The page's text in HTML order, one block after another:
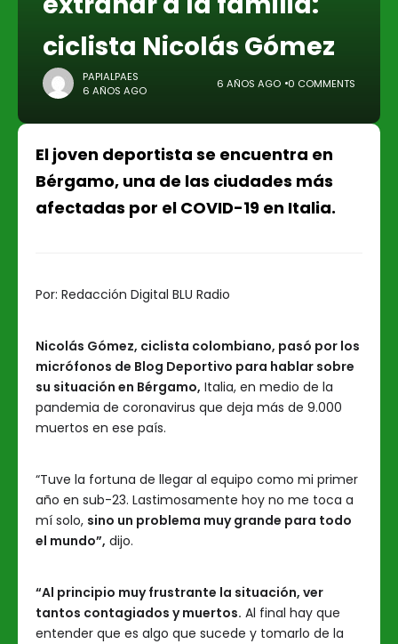
ciclista Nicolás Gómez
PAPIALPAES
6 AÑOS AGO
6 AÑOS AGO 0 COMMENTS
El joven deportista se encuentra en
Bérgamo, una de las ciudades más
afectadas por el COVID-19 en Italia.
Por: Redacción Digital BLU Radio
Nicolás Gómez, ciclista colombiano, pasó por los
micrófonos de Blog Deportivo para hablar sobre
su situación en Bérgamo, Italia, en medio de la
pandemia de coronavirus que deja más de 9.000
muertos en ese país.
“Tuve la fortuna de llegar al equipo como mi primer
año en sub-23. Lastimosamente hoy no me toca a
mí solo, sino un problema muy grande para todo
el mundo”, dijo.
“Al principio muy frustrante la situación, ver
tantos contagiados y muertos. Al final hay que
entender que es algo que sucede y tomarlo de la